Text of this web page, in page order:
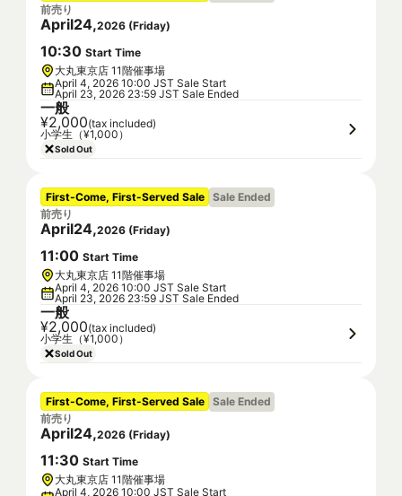
前売り
April24,2026 (Friday)
10:30 Start Time
大丸東京店 11階催事場
April 4, 2026 10:00 JST Sale Start
April 23, 2026 23:59 JST Sale Ended
一般
¥2,000(tax included)
小学生（¥1,000）
Sold Out
First-Come, First-Served Sale Sale Ended
前売り
April24,2026 (Friday)
11:00 Start Time
大丸東京店 11階催事場
April 4, 2026 10:00 JST Sale Start
April 23, 2026 23:59 JST Sale Ended
一般
¥2,000(tax included)
小学生（¥1,000）
Sold Out
First-Come, First-Served Sale Sale Ended
前売り
April24,2026 (Friday)
11:30 Start Time
大丸東京店 11階催事場
April 4, 2026 10:00 JST Sale Start